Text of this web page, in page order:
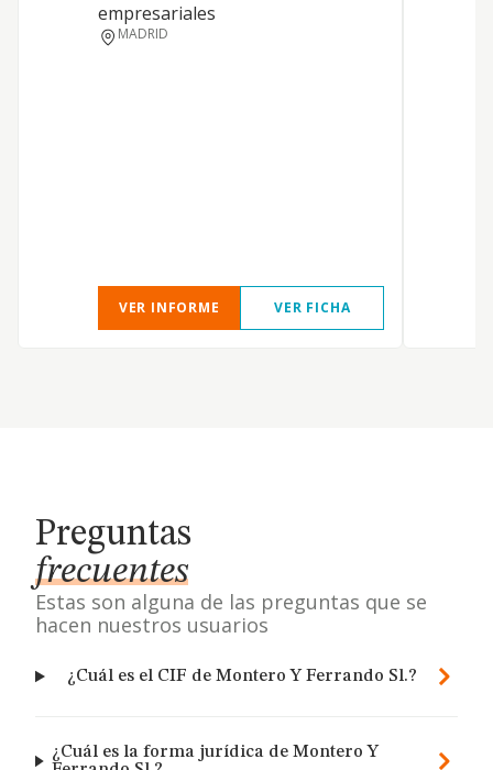
empresariales
MADRID
VER INFORME VER FICHA
Preguntas
frecuentes
Estas son alguna de las preguntas que se
hacen nuestros usuarios
¿Cuál es el CIF de Montero Y Ferrando Sl.?
¿Cuál es la forma jurídica de Montero Y